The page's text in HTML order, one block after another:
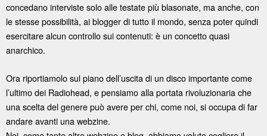
concedano interviste solo alle testate più blasonate, ma anche, con
le stesse possibilità, ai blogger di tutto il mondo, senza poter quindi
esercitare alcun controllo sui contenuti: è un concetto quasi
anarchico.
Ora riportiamolo sul piano dell’uscita di un disco importante come
l’ultimo dei Radiohead, e pensiamo alla portata rivoluzionaria che
una scelta del genere può avere per chi, come noi, si occupa di far
andare avanti una webzine.